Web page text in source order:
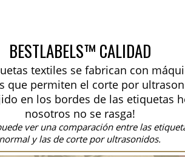
BESTLABELS™ CALIDAD
textiles se fabrican con
que permiten el corte por
en los bordes de las etiquetas
nosotros no se rasga!
ver una comparación entre las
normal y las de corte por ultrasonidos.